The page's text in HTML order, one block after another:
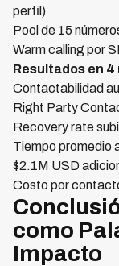
perfil)
Pool de 15
Warm calling por
Resultados en 4
Contactabilidad
Right Party
Recovery rate
Tiempo promedio
$2.1M USD
Costo por
como
Impacto